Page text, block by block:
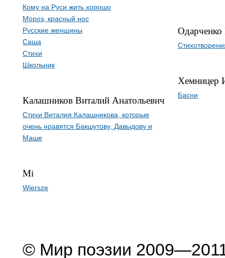
Кому на Руси жить хорошо
Мороз, красный нос
Русские женщины
Саша
Стихи
Школьник
Калашников Виталий Анатольевич
Стихи Виталия Калашникова, которые
очень нравятся Бакшутову, Давыдову и
Маше
Mi
Wiersze
Хемницер
Басни
© Мир поэзии